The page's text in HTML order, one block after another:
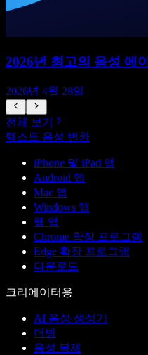
2026년 최고의 음성 에
2026년 4월 28일
전체 보기
텍스트 음성 변환
iPhone 및 iPad 앱
Android 앱
Mac 앱
Windows 앱
웹 앱
Chrome 확장 프로그램
Edge 확장 프로그램
다운로드
크리에이터용
AI 음성 생성기
더빙
음성 복제